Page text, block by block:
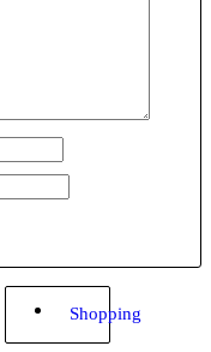
Shopping